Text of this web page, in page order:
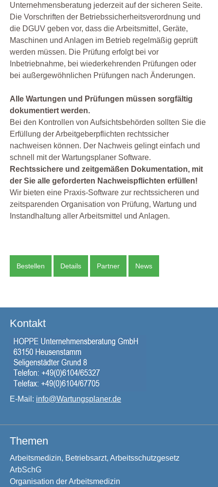
Unternehmensberatung jederzeit auf der sicheren Seite.
Die Vorschriften der Betriebssicherheitsverordnung und
die DGUV geben vor, dass die Arbeitsmittel, Geräte,
Maschinen und Anlagen im Betrieb regelmäßig geprüft
werden müssen. Die Prüfung erfolgt bei vor
Inbetriebnahme, bei wiederkehrenden Prüfungen oder
bei außergewöhnlichen Prüfungen nach Änderungen.
Alle Wartungen und Prüfungen müssen sorgfältig
dokumentiert werden.
Bei den Kontrollen von Aufsichtsbehörden sollten Sie die
Erfüllung der Arbeitgeberpflichten rechtssicher
nachweisen können. Der Nachweis gelingt einfach und
schnell mit der Wartungsplaner Software.
Rechtssichere und zeitgemäßen Dokumentation, mit
der Sie alle geforderten Nachweispflichten erfüllen!
Wir bieten eine Praxis-Software zur rechtssicheren und
zeitsparenden Organisation von Prüfung, Wartung und
Instandhaltung aller Arbeitsmittel und Anlagen.
Bestellen Details Partner News
Kontakt
E-Mail: info@Wartungsplaner.de
Themen
Arbeitsmedizin, Betriebsarzt, Arbeitsschutzgesetz
ArbSchG
Organisation der Arbeitsmedizin